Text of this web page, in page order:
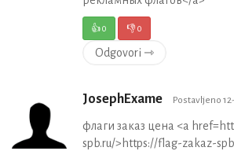
👍0 👎0
Odgovori ⇾
JosephExame Postavljeno
флаги заказ цена <a
spb.ru/>https://flag-zakaz-